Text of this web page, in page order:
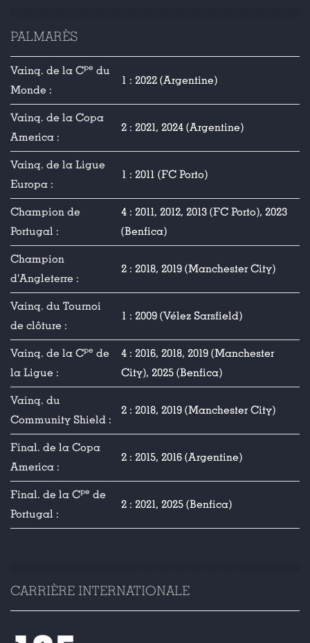
PALMARÈS
Vainq. de la Cpe du
Monde :
1 : 2022 (Argentine)
Vainq. de la Copa
America :
2 : 2021, 2024 (Argentine)
Vainq. de la Ligue
Europa :
1 : 2011 (FC Porto)
Champion de
Portugal :
4 : 2011, 2012, 2013 (FC Porto), 2023
(Benfica)
Champion
d'Angleterre :
2 : 2018, 2019 (Manchester City)
Vainq. du Tournoi
de clôture :
1 : 2009 (Vélez Sarsfield)
Vainq. de la Cpe de
la Ligue :
4 : 2016, 2018, 2019 (Manchester
City), 2025 (Benfica)
Vainq. du
Community Shield :
2 : 2018, 2019 (Manchester City)
Final. de la Copa
America :
2 : 2015, 2016 (Argentine)
Final. de la Cpe de
Portugal :
2 : 2021, 2025 (Benfica)
CARRIÈRE INTERNATIONALE